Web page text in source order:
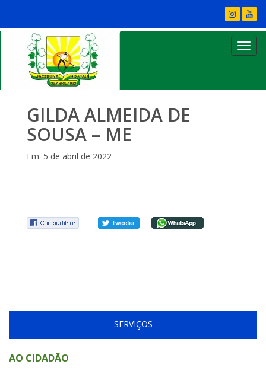
GILDA ALMEIDA DE
SOUSA – ME
Em: 5 de abril de 2022
SERVIÇOS
AO CIDADÃO